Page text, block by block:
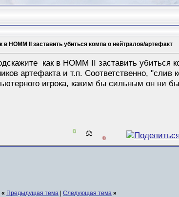
HOMM II заставить убиться компа о нейтралов/артефакт
как в HOMM II заставить убиться
артефакта и т.п. Соответственно, "слив
игрока, каким бы сильным он ни
0 ⚖️ 0
« Предыдущая тема | Следующая тема »